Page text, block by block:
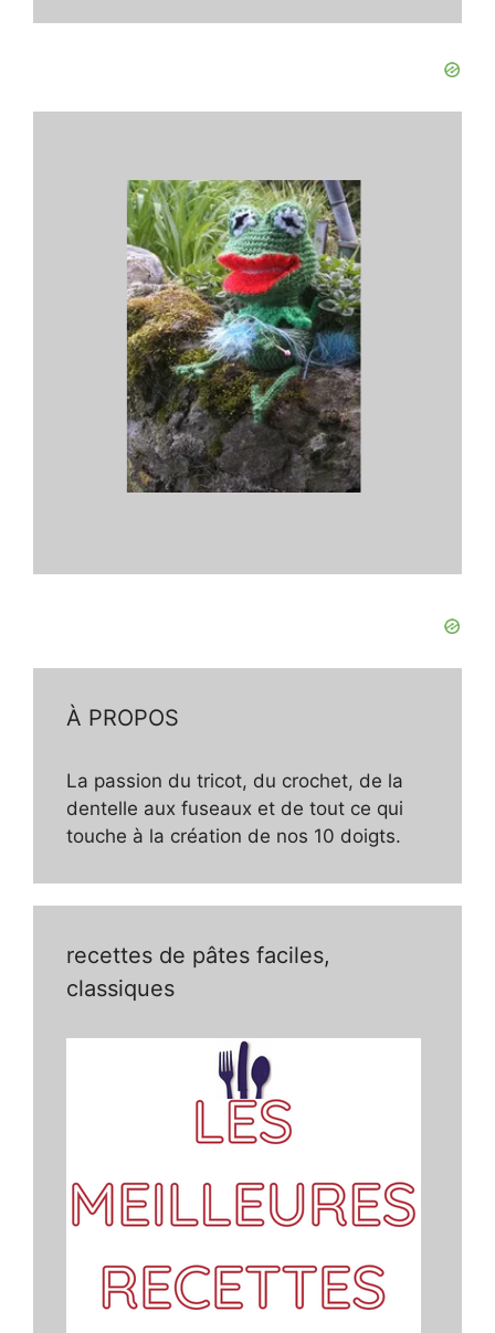
À PROPOS
La passion du tricot, du crochet, de la
dentelle aux fuseaux et de tout ce qui
touche à la création de nos 10 doigts.
recettes de pâtes faciles,
classiques